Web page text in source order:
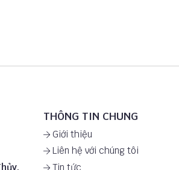
THÔNG TIN CHUNG
Giới thiệu
Liên hệ với chúng tôi
Tin tức